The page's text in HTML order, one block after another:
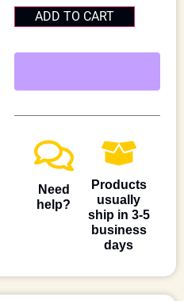
ADD TO CART
Need
help?
Products
usually
ship in 3-5
business
days